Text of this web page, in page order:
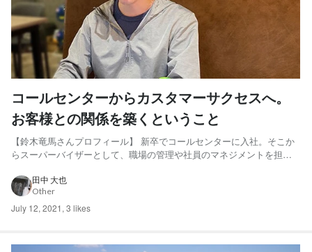
コールセンターからカスタマーサクセスへ。
お客様との関係を築くということ
【鈴木竜馬さんプロフィール】 新卒でコールセンターに入社。そこか
らスーパーバイザーとして、職場の管理や社員のマネジメントを担当
クセスを担当をしています。趣味は将棋とドライブで、週末はドライ
田中 大也
Other
July 12, 2021 , 3 likes